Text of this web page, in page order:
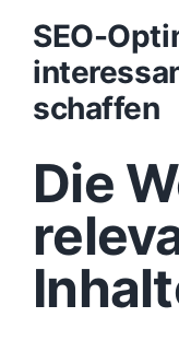
Konzept
Design
Content
Funktionen
Aufbau
SEO-
schaffen
Die